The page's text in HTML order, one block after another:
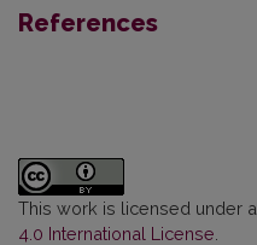
References
This work is licensed under a
4.0 International License